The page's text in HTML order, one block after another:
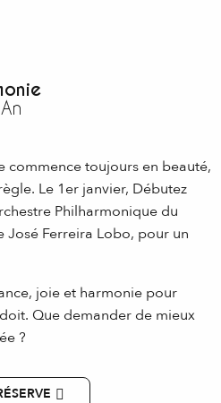
commence toujours en beauté,
Le 1er janvier, Débutez
Philharmonique du
José Ferreira Lobo, pour un
joie et harmonie pour
Que demander de mieux
?